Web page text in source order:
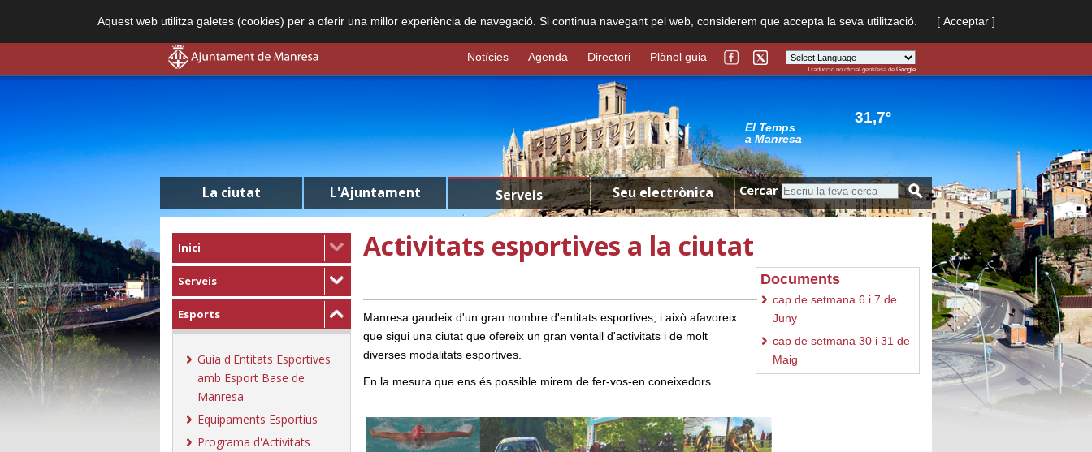
Aquest web utilitza galetes (cookies) per a oferir una millor experiència de navegació. Si continua navegant pel web, considerem que accepta la seva utilització. [ Acceptar ]
Powered by
Traducció no oficial gentilesa de Google
Notícies Agenda Directori Plànol guia
El Temps
a Manresa
31,7º
La ciutat L'Ajuntament Serveis Seu electrònica Cercar
Inici
Serveis
Esports
Guia d'Entitats Esportives
amb Esport Base de
Manresa
Equipaments Esportius
Programa d'Activitats
Activitats esportives a la ciutat
Documents
cap de setmana 6 i 7 de
Juny
cap de setmana 30 i 31 de
Maig
Manresa gaudeix d'un gran nombre d'entitats esportives, i això afavoreix
que sigui una ciutat que ofereix un gran ventall d'activitats i de molt
diverses modalitats esportives.
En la mesura que ens és possible mirem de fer-vos-en coneixedors.